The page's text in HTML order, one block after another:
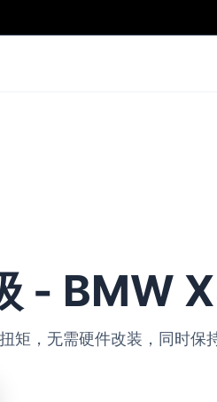
- BMW
，无需硬件改装，同时保